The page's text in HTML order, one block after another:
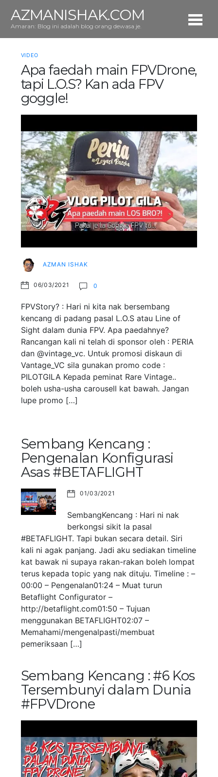
AZMANISHAK.COM
Amaran: Blog ini adalah blog orang dewasa je.
VIDEO
Apa faedah main FPVDrone,
tapi L.O.S? Kan ada FPV
goggle!
AZMAN ISHAK
06/03/2021 0
FPVStory? : Hari ni kita nak bersembang
kencang di padang pasal L.O.S atau Line of
Sight dalam dunia FPV. Apa paedahnye?
Rancangan kali ni telah di sponsor oleh : PERIA
dan @vintage_vc. Untuk promosi diskaun di
Vantage_VC sila gunakan promo code :
PILOTGILA Kepada peminat Rare Vintage..
boleh usha-usha carousell kat bawah. Jangan
lupe promo […]
Sembang Kencang :
Pengenalan Konfigurasi
Asas #BETAFLIGHT
01/03/2021
SembangKencang : Hari ni nak
berkongsi sikit la pasal
#BETAFLIGHT. Tapi bukan secara detail. Siri
kali ni agak panjang. Jadi aku sediakan timeline
kat bawak ni supaya rakan-rakan boleh lompat
terus kepada topic yang nak dituju. Timeline : –
00:00 – Pengenalan01:24 – Muat turun
Betaflight Configurator –
http://betaflight.com01:50 – Tujuan
menggunakan BETAFLIGHT02:07 –
Memahami/mengenalpasti/membuat
pemeriksaan […]
Sembang Kencang : #6 Kos
Tersembunyi dalam Dunia
#FPVDrone